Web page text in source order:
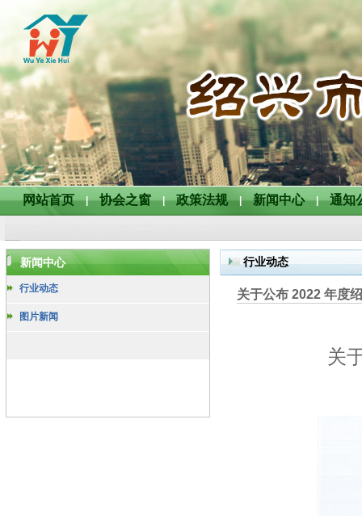
网站首页 | 协会之窗 | 政策法规 | 新闻中心 | 通知
新闻中心
行业动态
图片新闻
行业动态
关于公布 2022 年度
关